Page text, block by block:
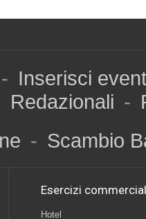
- Inserisci
Redazionali -
- Scambio
Esercizi
Hotel